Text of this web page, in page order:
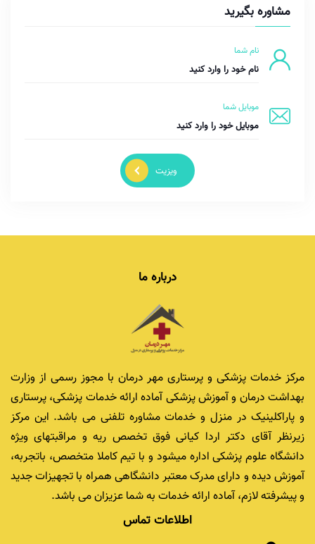
مشاوره بگیرید
نام شما
موبایل شما
ویزیت
درباره ما
مرکز خدمات پزشکی و پرستاری مهر درمان با مجوز رسمی از وزارت
بهداشت درمان و آموزش پزشکی آماده ارائه خدمات پزشکی، پرستاری
و پاراکلینیک در منزل و خدمات مشاوره تلفنی می باشد. این مرکز
زیرنظر آقای دکتر اردا کیانی فوق تخصص ریه و مراقبتهای ویژه
دانشگاه علوم پزشکی اداره میشود و با تیم کاملا متخصص، باتجربه،
آموزش دیده و دارای مدرک معتبر دانشگاهی همراه با تجهیزات جدید
و پیشرفته لازم، آماده ارائه خدمات به شما عزیزان می باشد.
اطلاعات تماس